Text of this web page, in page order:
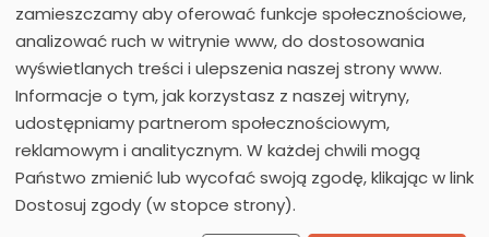
Język hiszpański
Język francuski
Język włoski
Język rosyjski
zamieszczamy aby oferować funkcje społecznościowe,
analizować ruch w witrynie www, do dostosowania
wyświetlanych treści i ulepszenia naszej strony www.
Informacje o tym, jak korzystasz z naszej witryny,
udostępniamy partnerom społecznościowym,
reklamowym i analitycznym. W każdej chwili mogą
Państwo zmienić lub wycofać swoją zgodę, klikając w link
Dostosuj zgody (w stopce strony).